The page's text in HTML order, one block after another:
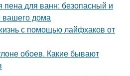
пена для ванн: безопасный и
вашего дома
с помощью лайфхаков от
обоев. Какие бывают